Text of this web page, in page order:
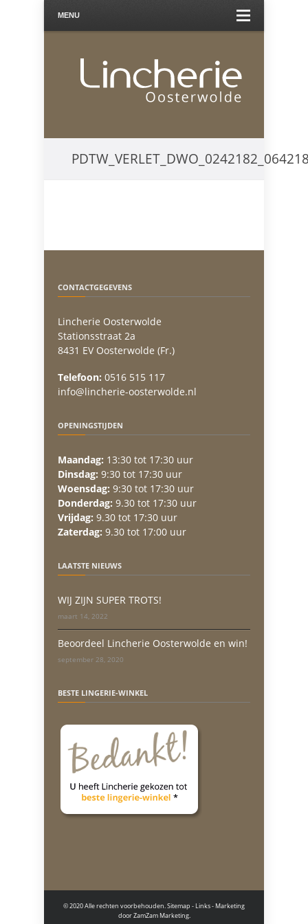
MENU
CONTACTGEGEVENS
Lincherie Oosterwolde
Stationsstraat 2a
8431 EV Oosterwolde (Fr.)
Telefoon: 0516 515 117
info@lincherie-oosterwolde.nl
OPENINGSTIJDEN
Maandag: 13:30 tot 17:30 uur
Dinsdag: 9:30 tot 17:30 uur
Woensdag: 9:30 tot 17:30 uur
Donderdag: 9.30 tot 17:30 uur
Vrijdag: 9.30 tot 17:30 uur
Zaterdag: 9.30 tot 17:00 uur
LAATSTE NIEUWS
WIJ ZIJN SUPER TROTS!
maart 14, 2022
Beoordeel Lincherie Oosterwolde en win!
september 28, 2020
BESTE LINGERIE-WINKEL
© 2020 Alle rechten voorbehouden.Sitemap - Links- Marketing
doorZamZam Marketing.